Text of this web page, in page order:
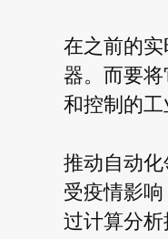
在之前的
器。而要
和控制的工
推动自动
受疫情影
过计算分